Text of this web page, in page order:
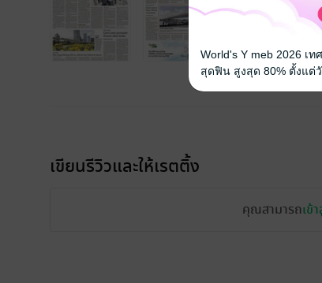
เขียนรีวิวและให้เรตติ้ง
คุณสามารถเข้
World's Y meb 2026 เ
สุดฟิน สูงสุด 80% ตั้งแต่